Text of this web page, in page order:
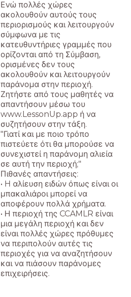
Ενώ πολλές χώρες
ακολουθούν αυτούς τους
περιορισμούς και λειτουργούν
σύμφωνα με τις
κατευθυντήριες γραμμές που
ορίζονται από τη Σύμβαση,
ορισμένες δεν τους
ακολουθούν και λειτουργούν
παράνομα στην περιοχή.
Ζητήστε από τους μαθητές να
απαντήσουν μέσω του
www.LessonUp.app ή να
συζητήσουν στην τάξη.
"Γιατί και με ποιο τρόπο
πιστεύετε ότι θα μπορούσε να
συνεχιστεί η παράνομη αλιεία
σε αυτή την περιοχή;"
Πιθανές απαντήσεις:
• H αλίευση ειδών όπως είναι οι
μπακαλιάροι μπορεί να
αποφέρουν πολλά χρήματα.
• Η περιοχή της CCAMLR είναι
μια μεγάλη περιοχή και δεν
είναι πολλές χώρες πρόθυμες
να περιπολούν αυτές τις
περιοχές για να αναζητήσουν
και να πιάσουν παράνομες
επιχειρήσεις.